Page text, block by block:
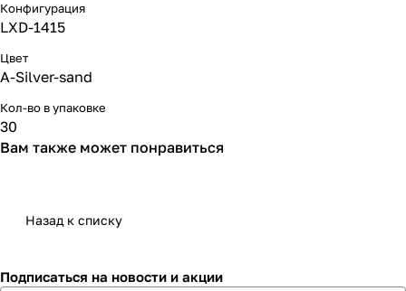
Конфигурация
LXD-1415
Цвет
A-Silver-sand
Кол-во в упаковке
30
Вам также может понравиться
Назад к списку
Подписаться на новости и акции